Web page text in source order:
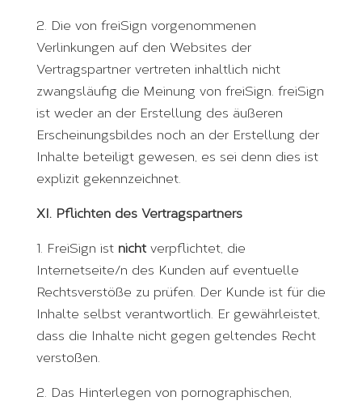
2. Die von freiSign vorgenommenen
Verlinkungen auf den Websites der
Vertragspartner vertreten inhaltlich nicht
zwangsläufig die Meinung von freiSign. freiSign
ist weder an der Erstellung des äußeren
Erscheinungsbildes noch an der Erstellung der
Inhalte beteiligt gewesen, es sei denn dies ist
explizit gekennzeichnet.
XI. Pflichten des Vertragspartners
1. FreiSign ist nicht verpflichtet, die
Internetseite/n des Kunden auf eventuelle
Rechtsverstöße zu prüfen. Der Kunde ist für die
Inhalte selbst verantwortlich. Er gewährleistet,
dass die Inhalte nicht gegen geltendes Recht
verstoßen.
2. Das Hinterlegen von pornographischen,